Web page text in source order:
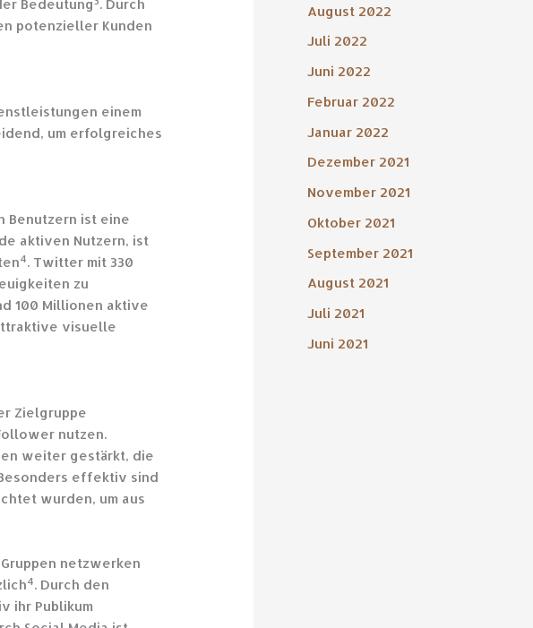
Bedeutung . Durch
potenzieller Kunden
einem
um erfolgreiches
Benutzern ist eine
aktiven Nutzern, ist
4. Twitter mit 330
zu
100 Millionen aktive
visuelle
Zielgruppe
nutzen.
weiter gestärkt, die
effektiv sind
wurden, um aus
netzwerken
4. Durch den
ihr Publikum
August 2022
Juli 2022
Juni 2022
Februar 2022
Januar 2022
Dezember 2021
November 2021
Oktober 2021
September 2021
August 2021
Juli 2021
Juni 2021